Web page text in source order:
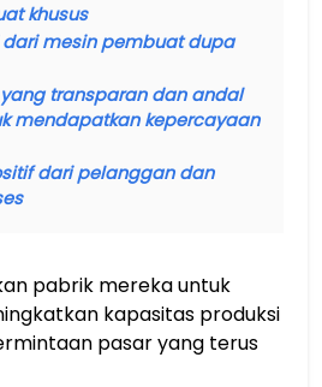
khusus
mesin pembuat dupa
transparan dan andal
mendapatkan kepercayaan
dari pelanggan dan
pabrik mereka untuk
kapasitas produksi
pasar yang terus